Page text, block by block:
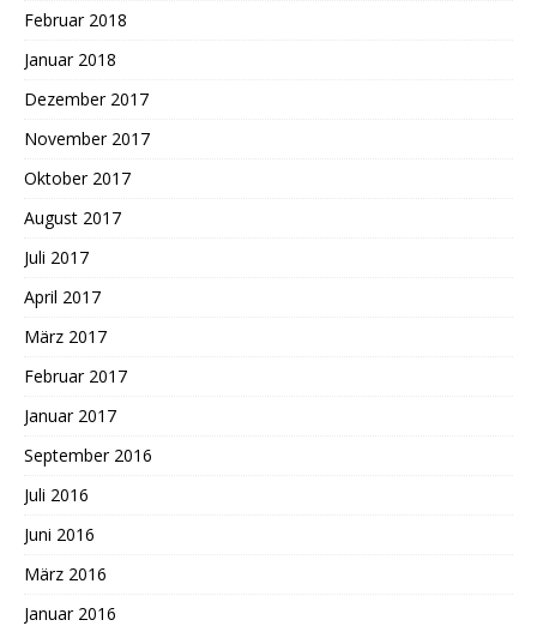
Februar 2018
Januar 2018
Dezember 2017
November 2017
Oktober 2017
August 2017
Juli 2017
April 2017
März 2017
Februar 2017
Januar 2017
September 2016
Juli 2016
Juni 2016
März 2016
Januar 2016